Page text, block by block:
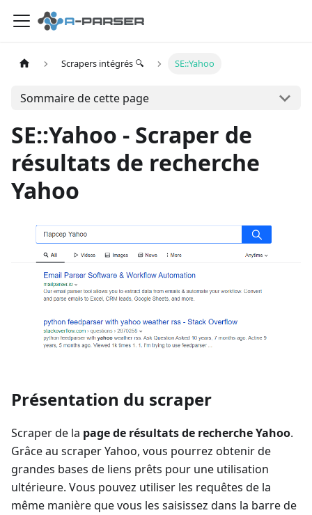
Scrapers intégrés 🔍 SE::Yahoo
Sommaire de cette page
SE::Yahoo - Scraper de
résultats de recherche
Yahoo
Présentation du scraper
Scraper de la page de résultats de recherche Yahoo.
Grâce au scraper Yahoo, vous pourrez obtenir de
grandes bases de liens prêts pour une utilisation
ultérieure. Vous pouvez utiliser les requêtes de la
même manière que vous les saisissez dans la barre de